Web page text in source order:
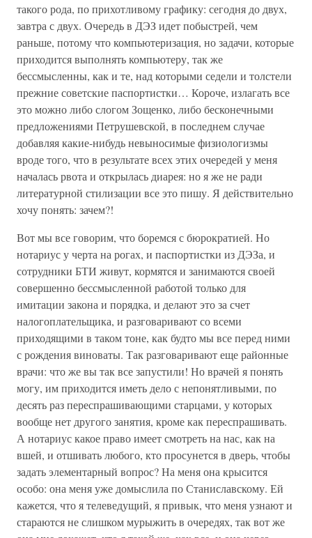
такого рода, по прихотливому графику: сегодня до двух,
завтра с двух. Очередь в ДЭЗ идет побыстрей, чем
раньше, потому что компьютеризация, но задачи, которые
приходится выполнять компьютеру, так же
бессмысленны, как и те, над которыми седели и толстели
прежние советские паспортистки… Короче, излагать все
это можно либо слогом Зощенко, либо бесконечными
предложениями Петрушевской, в последнем случае
добавляя какие-нибудь невыносимые физиологизмы
вроде того, что в результате всех этих очередей у меня
началась рвота и открылась диарея: но я же не ради
литературной стилизации все это пишу. Я действительно
хочу понять: зачем?!
Вот мы все говорим, что боремся с бюрократией. Но
нотариус у черта на рогах, и паспортистки из ДЭЗа, и
сотрудники БТИ живут, кормятся и занимаются своей
совершенно бессмысленной работой только для
имитации закона и порядка, и делают это за счет
налогоплательщика, и разговаривают со всеми
приходящими в таком тоне, как будто мы все перед ними
с рождения виноваты. Так разговаривают еще районные
врачи: что же вы так все запустили! Но врачей я понять
могу, им приходится иметь дело с непонятливыми, по
десять раз переспрашивающими старцами, у которых
вообще нет другого занятия, кроме как переспрашивать.
А нотариус какое право имеет смотреть на нас, как на
вшей, и отшивать любого, кто просунется в дверь, чтобы
задать элементарный вопрос? На меня она крысится
особо: она меня уже домыслила по Станиславскому. Ей
кажется, что я телеведущий, я привык, что меня узнают и
стараются не слишком мурыжить в очередях, так вот же